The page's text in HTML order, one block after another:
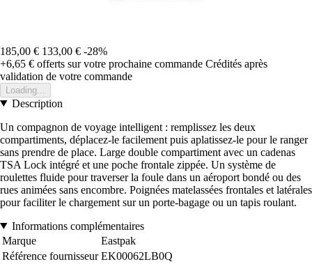
185,00 € 133,00 € -28%
+6,65 € offerts sur votre prochaine commande Crédités après
validation de votre commande
Loading...
Description
Un compagnon de voyage intelligent : remplissez les deux
compartiments, déplacez-le facilement puis aplatissez-le pour le ranger
sans prendre de place. Large double compartiment avec un cadenas
TSA Lock intégré et une poche frontale zippée. Un système de
roulettes fluide pour traverser la foule dans un aéroport bondé ou des
rues animées sans encombre. Poignées matelassées frontales et latérales
pour faciliter le chargement sur un porte-bagage ou un tapis roulant.
Informations complémentaires
Marque
Eastpak
Référence fournisseur EK00062LB0Q